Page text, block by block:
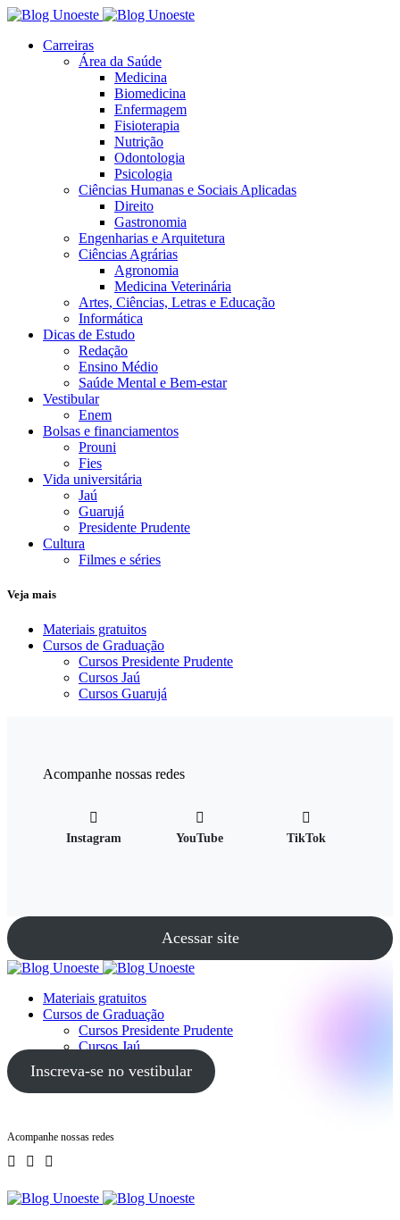
Carreiras
Área da Saúde
Medicina
Biomedicina
Enfermagem
Fisioterapia
Nutrição
Odontologia
Psicologia
Ciências Humanas e Sociais Aplicadas
Direito
Gastronomia
Engenharias e Arquitetura
Ciências Agrárias
Agronomia
Medicina Veterinária
Artes, Ciências, Letras e Educação
Informática
Dicas de Estudo
Redação
Ensino Médio
Saúde Mental e Bem-estar
Vestibular
Enem
Bolsas e financiamentos
Prouni
Fies
Vida universitária
Jaú
Guarujá
Presidente Prudente
Cultura
Filmes e séries
Veja mais
Materiais gratuitos
Cursos de Graduação
Cursos Presidente Prudente
Cursos Jaú
Cursos Guarujá
Acompanhe nossas redes
Instagram YouTube TikTok
Acessar site
Materiais gratuitos
Cursos de Graduação
Cursos Presidente Prudente
Cursos Jaú
Cursos Guarujá
Inscreva-se no vestibular
Acompanhe nossas redes